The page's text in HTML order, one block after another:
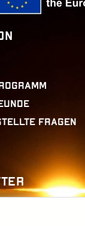
FRAGEN